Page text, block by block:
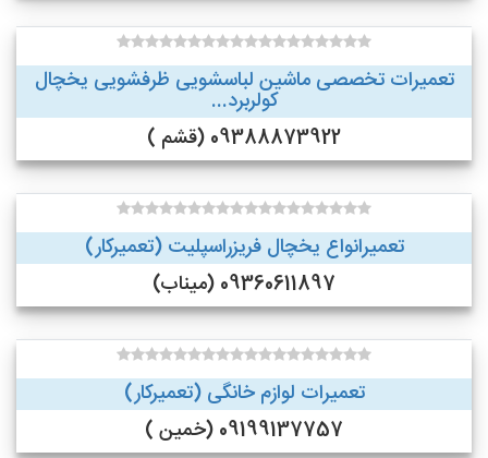
تعمیرات تخصصی ماشین لباسشویی ظرفشویی یخچال
کولربرد...
09388873922 (قشم )
تعمیرانواع یخچال فریزراسپلیت (تعمیرکار)
09360611897 (میناب)
تعمیرات لوازم خانگی (تعمیرکار)
09199137757 (خمین )